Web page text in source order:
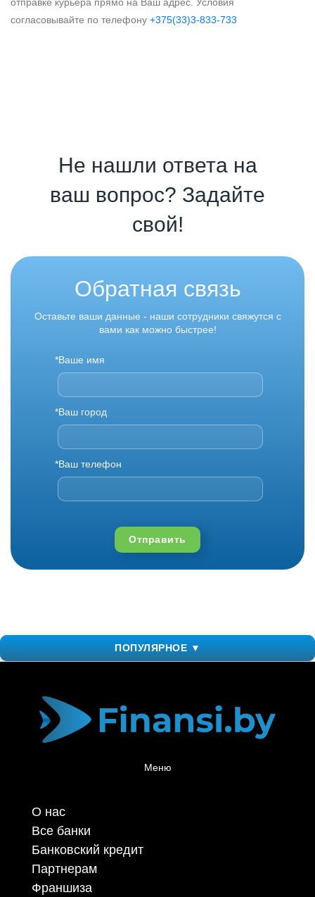
согласовывайте по телефону +375(33)3-833-733
Не нашли ответа на
ваш вопрос? Задайте
свой!
Обратная связь
Оставьте ваши данные - наши сотрудники свяжутся с
вами как можно быстрее!
*Ваше имя
*Ваш город
*Ваш телефон
Отправить
ПОПУЛЯРНОЕ ▼
Меню
О нас
Все банки
Банковский кредит
Партнерам
Франшиза